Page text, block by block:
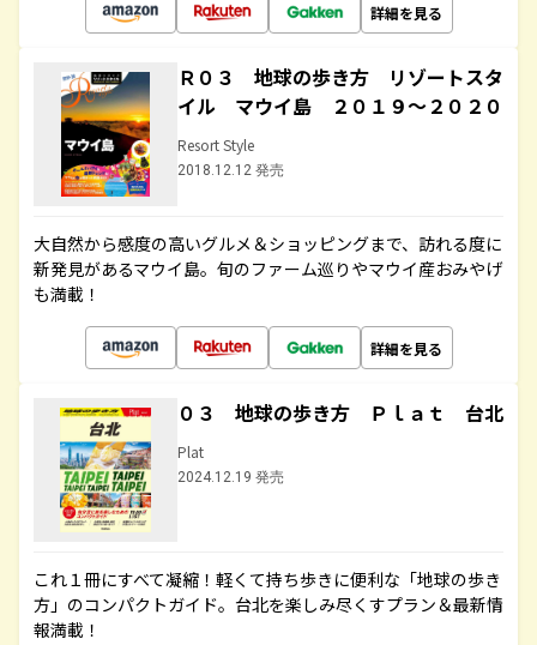
詳細を見る
Ｒ０３ 地球の歩き方 リゾートスタ
イル マウイ島 ２０１９～２０２０
Resort Style
2018.12.12 発売
大自然から感度の高いグルメ＆ショッピングまで、訪れる度に
新発見があるマウイ島。旬のファーム巡りやマウイ産おみやげ
も満載！
詳細を見る
０３ 地球の歩き方 Ｐｌａｔ 台北
Plat
2024.12.19 発売
これ１冊にすべて凝縮！軽くて持ち歩きに便利な「地球の歩き
方」のコンパクトガイド。台北を楽しみ尽くすプラン＆最新情
報満載！